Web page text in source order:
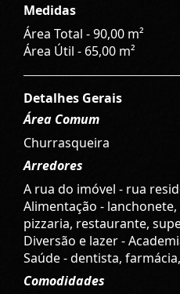
Medidas
Área Total - 90,00 m²
Área Útil - 65,00 m²
Detalhes Gerais
Área Comum
Churrasqueira
Arredores
A rua do imóvel - rua
Alimentação -
pizzaria, restaurante,
Diversão e lazer -
Saúde - dentista,
Comodidades